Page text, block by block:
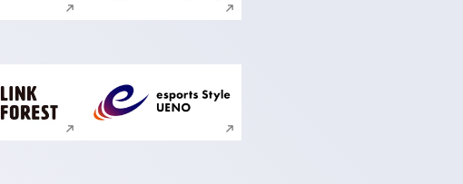
新規ウィンドウで開く 新規ウィンドウで開く